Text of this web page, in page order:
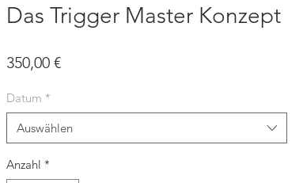
Das Trigger Master Konzept
350,00 €Preis
Datum *
Auswählen
Anzahl *